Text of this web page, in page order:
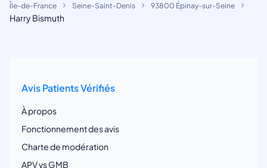
Île-de-France Seine-Saint-Denis 93800 Épinay-sur-Seine
Harry Bismuth
Avis Patients Vérifiés
À propos
Fonctionnement des avis
Charte de modération
APV vs GMB